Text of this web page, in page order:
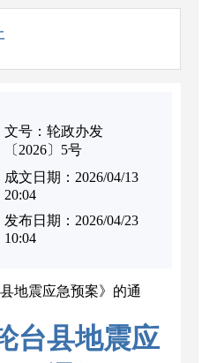
文号：轮政办发
〔2026〕5号
成文日期：2026/04/13
20:04
发布日期：2026/04/23
10:04
地震应急预案》的通
台县地震应